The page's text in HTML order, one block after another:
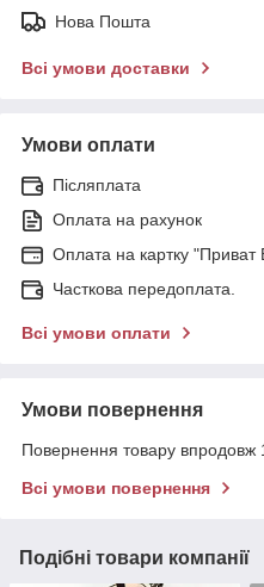
Нова Пошта
Всі умови доставки
Умови оплати
Післяплата
Оплата на рахунок
Оплата на картку "Приват
Часткова передоплата.
Всі умови оплати
Умови повернення
Повернення товару впродовж
Всі умови повернення
Подібні товари компанії